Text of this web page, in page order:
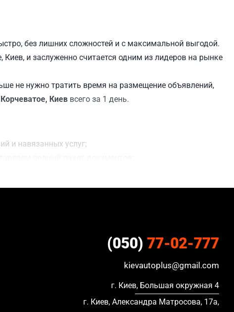
без лишних сложностей и с максимальной выгодой.
Киев, и заслуженно считается одним из лидеров на рынке
не нужно тратить время на размещение объявлений,
Киев всего за 1 день.
и навязанных услуг;
(050) 77-02-777
kievautoplus@gmail.com
г. Киев, Большая окружная 4
г. Киев, Александра Матросова, 17а,